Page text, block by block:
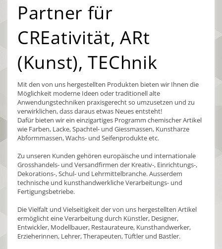
Partner für
CREativität, ARt
(Kunst), TEChnik
Mit den von uns hergestellten Produkten bieten wir Ihnen die
Möglichkeit moderne Ideen oder traditionell alte
Anwendungstechniken praxisgerecht so umzusetzen und zu
verwirklichen, dass daraus etwas Neues entsteht!
Dafür bieten wir ein einzigartiges Programm chemischer Artikel
wie Farben, Lacke, Spachtel- und Giessmassen, Kunstharze
Abformmassen, Wachs- und Seifenprodukte etc.
Zu unseren Kunden gehören europäische und internationale
Grosshandels- und Versandfirmen der Kreativ-, Einrichtungs-,
Dekorations-, Schul- und Lehrmittelbranche. Ausserdem
technische und kunsthandwerkliche Verarbeitungs- und
Fertigungsbetriebe.
Die Vielfalt und Vielseitigkeit der von uns hergestellten Artikel
ermöglicht eine Verarbeitung durch Künstler, Designer,
Entwickler, Modellbauer, Restaurateure, Kunsthandwerker,
Erzieherinnen, Lehrer, Therapeuten, Tüftler und Bastler.